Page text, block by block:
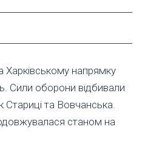
напрямку
Сили оборони відбивали
Стариці та Вовчанська.
станом на